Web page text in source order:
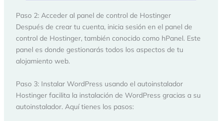
Paso 2: Acceder al panel de control de Hostinger
Después de crear tu cuenta, inicia sesión en el panel de
control de Hostinger, también conocido como hPanel. Este
panel es donde gestionarás todos los aspectos de tu
alojamiento web.
Paso 3: Instalar WordPress usando el autoinstalador
Hostinger facilita la instalación de WordPress gracias a su
autoinstalador. Aquí tienes los pasos: